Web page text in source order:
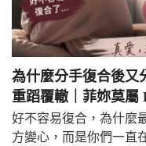
為什麼分手復合後又
重蹈覆轍｜菲妳莫屬
好不容易復合，為什麼
方變心，而是你們一直